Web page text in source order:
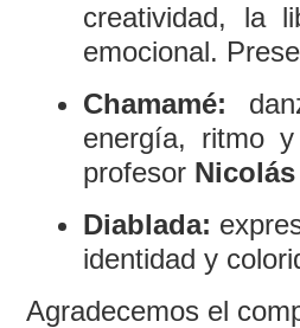
creatividad, la
emocional.
Chamamé:
energía, ritmo
profesor
Diablada:
identidad y
Agradecemos el